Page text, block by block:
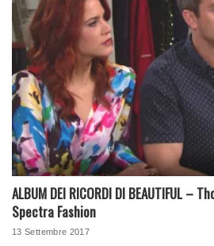
ALBUM DEI RICORDI DI BEAUTIFUL –
Spectra Fashion
13 Settembre 2017